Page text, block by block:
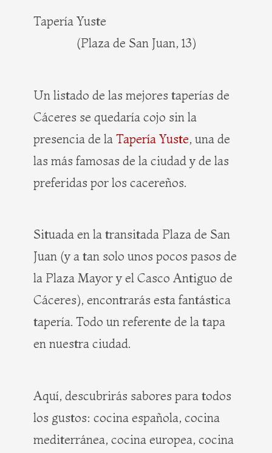
Tapería Yuste
(Plaza de San Juan, 13)
Un listado de las mejores taperías de
Cáceres se quedaría cojo sin la
presencia de la Tapería Yuste, una de
las más famosas de la ciudad y de las
preferidas por los cacereños.
Situada en la transitada Plaza de San
Juan (y a tan solo unos pocos pasos de
la Plaza Mayor y el Casco Antiguo de
Cáceres), encontrarás esta fantástica
tapería. Todo un referente de la tapa
en nuestra ciudad.
Aquí, descubrirás sabores para todos
los gustos: cocina española, cocina
mediterránea, cocina europea, cocina